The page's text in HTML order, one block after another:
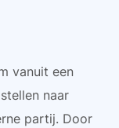
vanuit een
naar
partij. Door